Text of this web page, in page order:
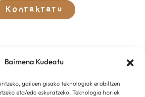
Baimena Kudeatu
gailuen gisako teknologiak erabiltzen
eta/edo eskuratzeko. Teknologia horiek
Kontaktatu